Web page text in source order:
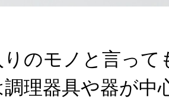
のモノと言って
理器具や器が中